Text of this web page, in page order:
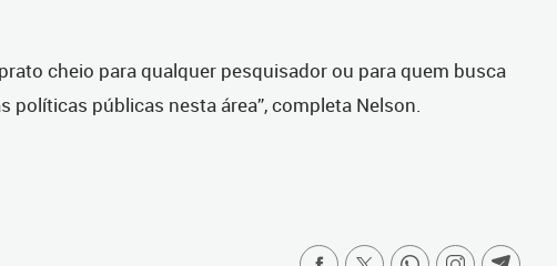
cheio para qualquer pesquisador ou para quem busca
políticas públicas nesta área”, completa Nelson.